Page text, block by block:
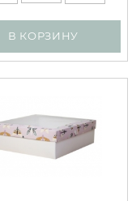
В КОРЗИНУ